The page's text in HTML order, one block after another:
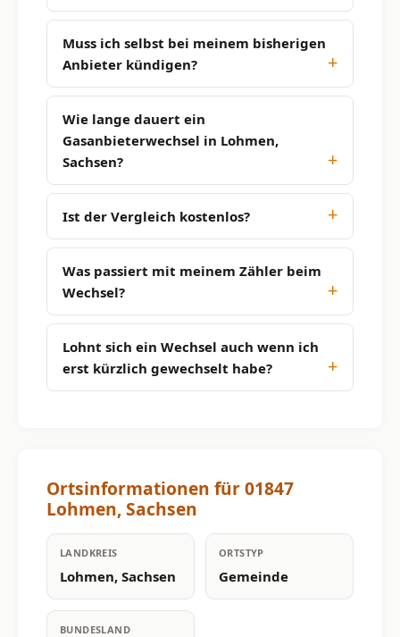
Muss ich selbst bei meinem bisherigen
Anbieter kündigen?
Wie lange dauert ein
Gasanbieterwechsel in Lohmen,
Sachsen?
Ist der Vergleich kostenlos?
Was passiert mit meinem Zähler beim
Wechsel?
Lohnt sich ein Wechsel auch wenn ich
erst kürzlich gewechselt habe?
Ortsinformationen für 01847
Lohmen, Sachsen
LANDKREIS
Lohmen, Sachsen
ORTSTYP
Gemeinde
BUNDESLAND